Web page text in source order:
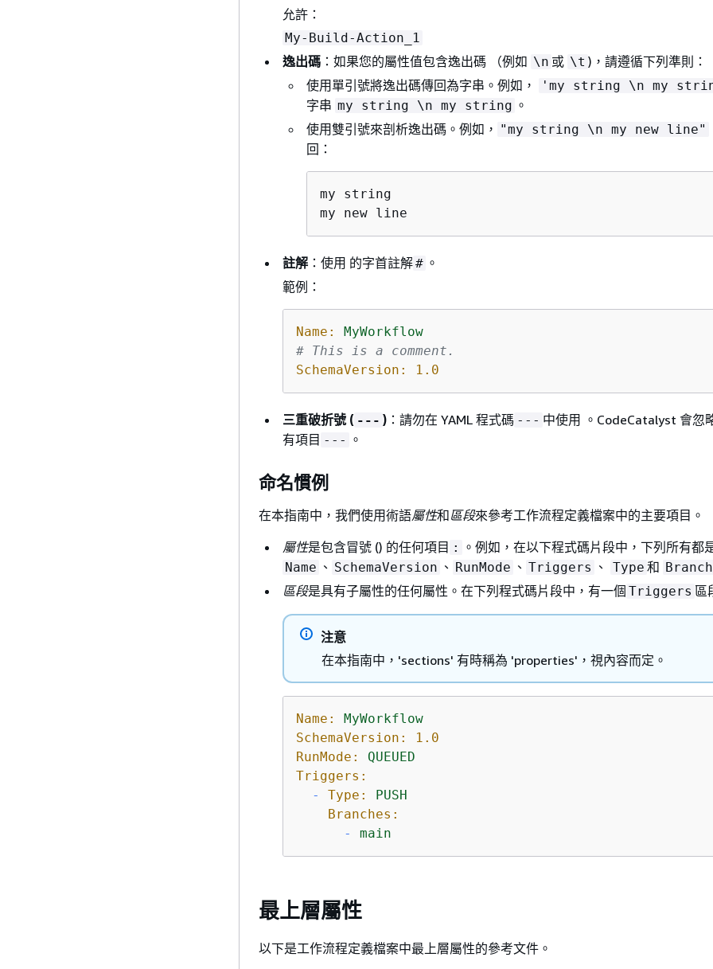
允許：
My-Build-Action_1
逸出碼 ：如果您的屬性值包含逸出碼 （例如 \n 或 \t )，請遵循下列準則：
使用單引號將逸出碼傳回為字串。例如，
'my string \n my
字串 my string \n my string 。
使用雙引號來剖析逸出碼。例如， "my string \n my new line"
回：
my string
my new line
註解 ：使用 的字首註解# 。
範例：
Name:
MyWorkflow
# This is a comment.
SchemaVersion:
1.0
三重破折號 ( --- ) ：請勿在 YAML 程式碼 --- 中使用 。CodeCatalyst 會忽
有項目 --- 。
命名慣例
在本指南中，我們使用術語屬性和區段來參考工作流程定義檔案中的主要項目。
屬性是包含冒號 () 的任何項目 : 。例如，在以下程式碼片段中，下列所有都
Name 、 SchemaVersion 、 RunMode 、 Triggers 、 Type 和
區段是具有子屬性的任何屬性。在下列程式碼片段中，有一個 Triggers 區
注意
在本指南中，'sections' 有時稱為 'properties'，視內容而定。
Name:
MyWorkflow
SchemaVersion:
1.0
RunMode:
QUEUED
Triggers:
-
Type:
PUSH
Branches:
-
main
最上層屬性
以下是工作流程定義檔案中最上層屬性的參考文件。